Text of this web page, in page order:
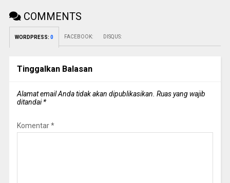
COMMENTS
WORDPRESS: 0 FACEBOOK: DISQUS:
Tinggalkan Balasan
Alamat email Anda tidak akan dipublikasikan. Ruas yang wajib
ditandai*
Komentar*